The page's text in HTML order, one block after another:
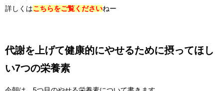
詳しくは こちらをご覧くださいねー
代謝を上げて健康的にやせるために摂ってほし
い7つの栄養素